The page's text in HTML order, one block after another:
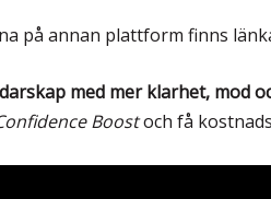
på annan plattform finns
med mer klarhet, mod
Boostoch få